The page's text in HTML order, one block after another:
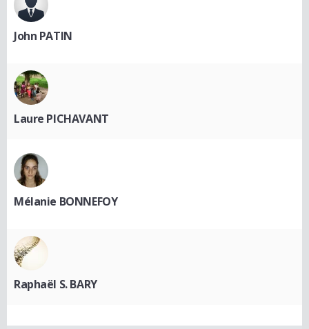
John PATIN
Laure PICHAVANT
Mélanie BONNEFOY
Raphaël S. BARY